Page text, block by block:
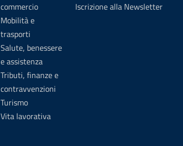
commercio
Mobilità e
trasporti
Salute, benessere
e assistenza
Tributi, finanze e
contravvenzioni
Turismo
Vita lavorativa
Iscrizione alla Newsletter